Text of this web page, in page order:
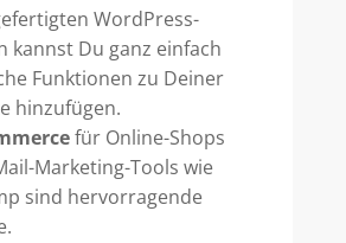
WordPress-
kannst Du ganz einfach
Funktionen zu Deiner
hinzufügen.
für Online-Shops
Marketing-Tools wie
sind hervorragende